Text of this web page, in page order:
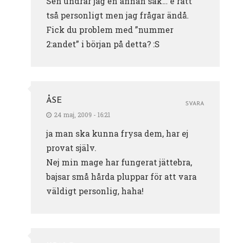
tså personligt men jag frågar ändå.
Fick du problem med ”nummer
2:andet” i början på detta? :S
ÅSE
24 maj, 2009 - 16:21
ja man ska kunna frysa dem, har ej
provat själv.
Nej min mage har fungerat jättebra,
bajsar små hårda pluppar för att vara
väldigt personlig, haha!
SVARA